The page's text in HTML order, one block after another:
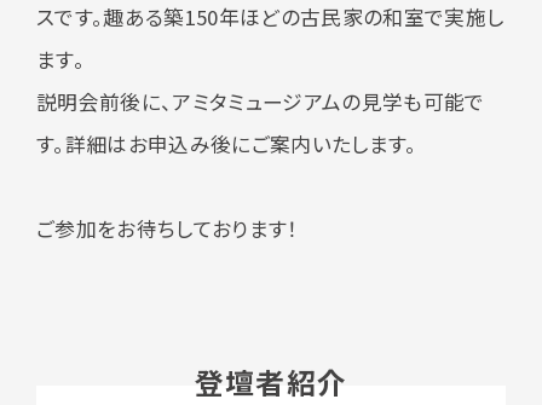
スです。趣ある築150年ほどの古民家の和室で実施し
ます。
説明会前後に、アミタミュージアムの見学も可能で
す。詳細はお申込み後にご案内いたします。
ご参加をお待ちしております！
登壇者紹介